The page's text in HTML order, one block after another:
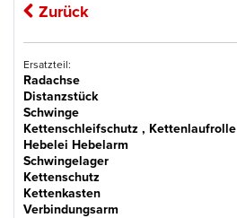
Zurück
Ersatzteil:
Radachse
Distanzstück
Schwinge
Kettenschleifschutz , Kettenlaufrolle
Hebelei Hebelarm
Schwingelager
Kettenschutz
Kettenkasten
Verbindungsarm